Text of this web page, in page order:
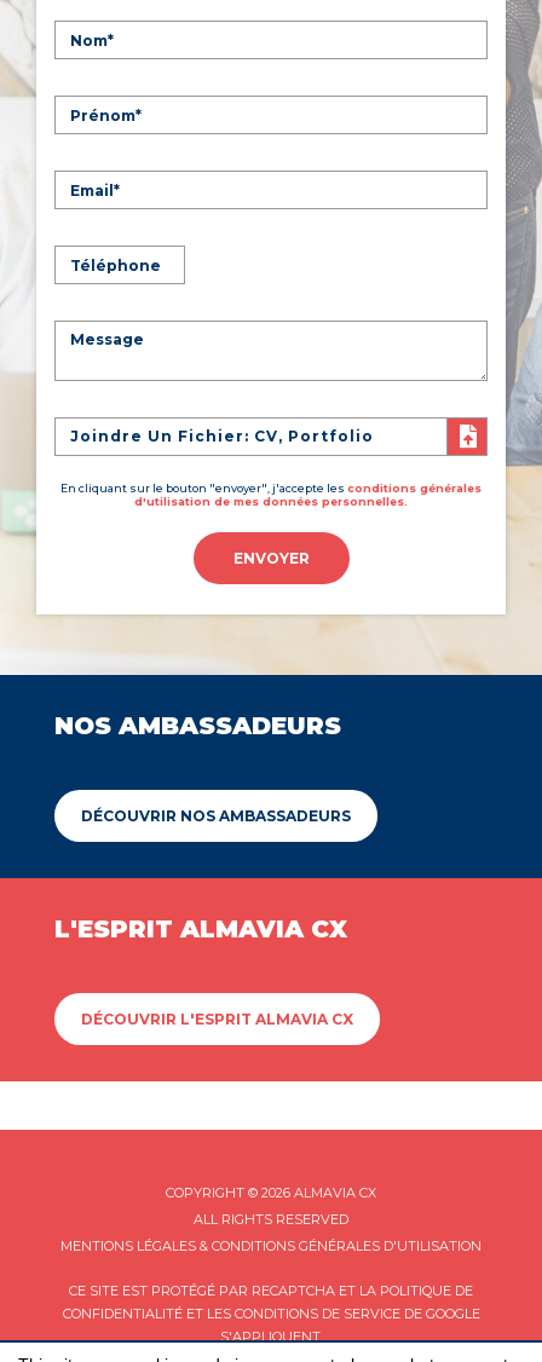
Joindre Un Fichier: CV, Portfolio
En cliquant sur le bouton "envoyer", j'accepte les conditions générales
d'utilisation de mes données personnelles.
ENVOYER
NOS AMBASSADEURS
DÉCOUVRIR NOS AMBASSADEURS
L'ESPRIT ALMAVIA CX
DÉCOUVRIR L'ESPRIT ALMAVIA CX
COPYRIGHT © 2026 ALMAVIA CX
ALL RIGHTS RESERVED
MENTIONS LÉGALES & CONDITIONS GÉNÉRALES D'UTILISATION
CE SITE EST PROTÉGÉ PAR RECAPTCHA ET LA POLITIQUE DE
CONFIDENTIALITÉET LES CONDITIONS DE SERVICEDE GOOGLE
S'APPLIQUENT.